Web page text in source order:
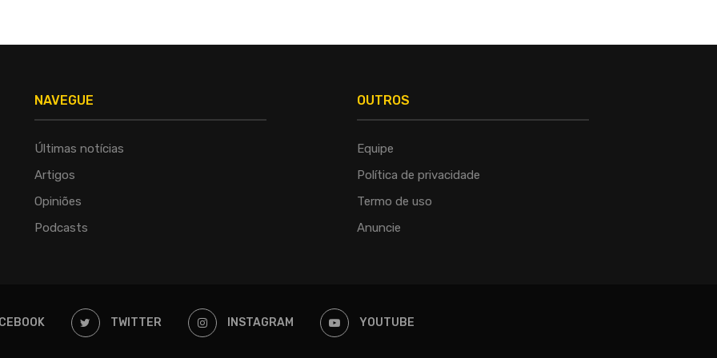
NAVEGUE
Últimas notícias
Artigos
Opiniões
Podcasts
OUTROS
Equipe
Política de privacidade
Termo de uso
Anuncie
TWITTER INSTAGRAM YOUTUBE